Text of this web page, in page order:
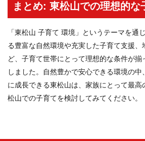
まとめ: 東松山での理想的な
「東松山 子育て 環境」というテーマを通
る豊富な自然環境や充実した子育て支援、
ど、子育て世帯にとって理想的な条件が
しました。自然豊かで安心できる環境の
に成長できる東松山は、家族にとって最高
松山での子育てを検討してみてください。